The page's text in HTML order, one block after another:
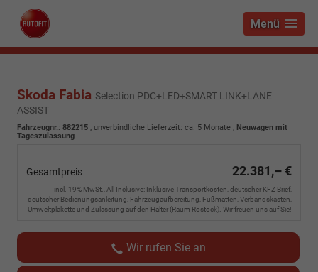
Menü
Skoda Fabia Selection PDC+LED+SMART LINK+LANE
ASSIST
Fahrzeugnr.: 882215 , unverbindliche Lieferzeit: ca. 5 Monate , Neuwagen mit
Tageszulassung
Gesamtpreis 22.381,– €
incl. 19% MwSt., All Inclusive: Inklusive Transportkosten, deutscher KFZ Brief,
deutscher Bedienungsanleitung, Fahrzeugaufbereitung, Fußmatten, Verbandskasten,
Umweltplakette und Zulassung auf den Halter (Raum Rostock). Wir freuen uns auf Sie!
Wir rufen Sie an